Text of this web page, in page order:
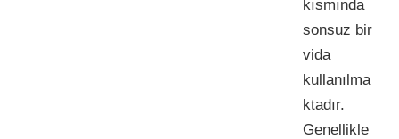
kısmında
sonsuz bir
vida
kullanılma
ktadır.
Genellikle